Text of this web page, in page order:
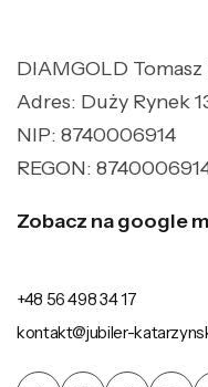
DIAMGOLD
Adres: Duży Rynek
NIP: 8740006914
REGON:
Zobacz na google
+48 56 498 34 17
kontakt@jubiler-